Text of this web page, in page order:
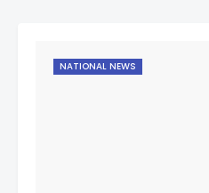
NATIONAL NEWS